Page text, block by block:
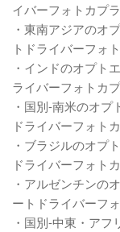
イバーフォトカプ
・東南アジアのオ
トドライバーフォ
・インドのオプト
ライバーフォトカ
・国別-南米のオ
ドライバーフォト
・ブラジルのオプ
ドライバーフォト
・アルゼンチンの
ートドライバーフ
・国別-中東・アフ